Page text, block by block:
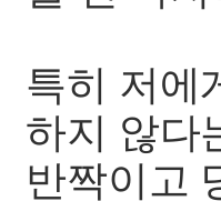
특히 저에
하지 않다
반짝이고